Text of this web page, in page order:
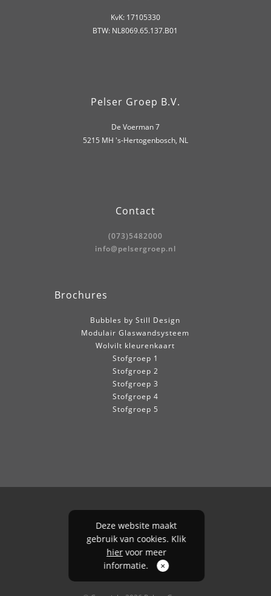
KvK: 17105330
BTW: NL8069.65.137.B01
Pelser Groep B.V.
De Voerman 7
5215 MH 's-Hertogenbosch, NL
Contact
(073)5482000
info@pelsergroep.nl
Brochures
Bubbles by Still Design
Modulair Glaswandsysteem
Wolvilt kleurenkaart
Stofgroep 1
Stofgroep 2
Stofgroep 3
Stofgroep 4
Stofgroep 5
Deze website maakt
gebruik van cookies. Klik
hiervoor meer
informatie.
×